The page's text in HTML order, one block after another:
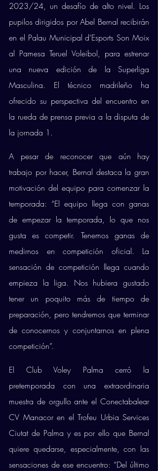
2023/24, un desafío de alto nivel. Los
pupilos dirigidos por Abel Bernal recibirán
en el Palau Municipal d’Esports Son Moix
al Pamesa Teruel Voleibol, para estrenar
una nueva edición de la Superliga
Masculina. El técnico madrileño ha
ofrecido su perspectiva del encuentro en
la rueda de prensa previa a la disputa de
la jornada 1.
A pesar de reconocer que aún hay
trabajo por hacer, Bernal destaca la gran
motivación del equipo para comenzar la
temporada: “El equipo llega con ganas
de empezar la temporada, lo que nos
gusta es competir. Tenemos ganas de
medirnos en competición oficial. La
sensación de competición llega cuando
empieza la liga. Nos hubiera gustado
tener un poquito más de tiempo de
preparación, pero tendremos que terminar
de conocernos y conjuntarnos en plena
competición”.
El Club Voley Palma cerró la
pretemporada con una extraordinaria
muestra de orgullo ante el Conectabalear
CV Manacor en el Trofeu Urbia Services
Ciutat de Palma y es por ello que Bernal
quiere quedarse, especialmente, con las
sensaciones de ese encuentro: “Del último